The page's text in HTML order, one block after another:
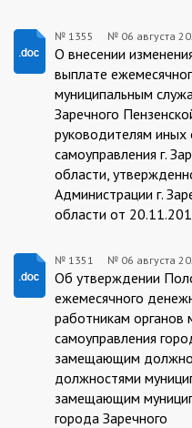
1355/06.08.2025
№ 1355 № 06 августа
О внесении
выплате
муниципальным
Заречного
руководителям иных
самоуправления г.
области,
Администрации г.
области от
1351/06.08.2025
№ 1351 № 06 августа
Об утверждении
ежемесячного
работникам органов
самоуправления
замещающим
должностями
замещающим
города Заречного